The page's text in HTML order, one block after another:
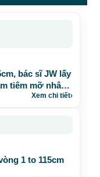
bác sĩ JW lấy
tiêm mỡ nhân
Xem chi tiết›
1 to 115cm